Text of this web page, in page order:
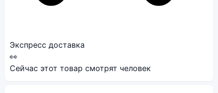
Экспресс доставка
👀
Сейчас этот товар смотрят человек